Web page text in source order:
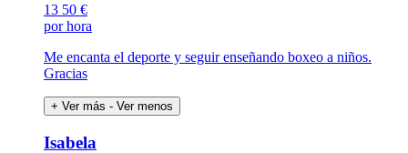
13 50 €
por hora
Me encanta el deporte y seguir enseñando boxeo a niños.
Gracias
+ Ver más - Ver menos
Isabela